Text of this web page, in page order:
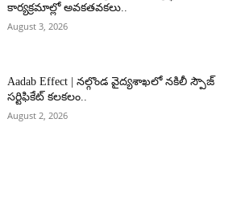
కార్యక్రమాల్లో అవకతవకలు..
August 3, 2026
Aadab Effect | నల్గొండ వైద్యశాఖలో నకిలీ స్పౌజ్
సర్టిఫికేట్ కలకలం..
August 2, 2026